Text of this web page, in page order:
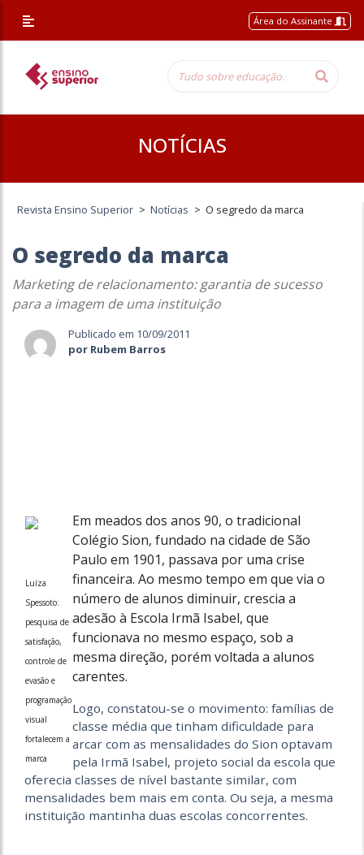
Área do Assinante
NOTÍCIAS
Revista Ensino Superior > Notícias > O segredo da marca
O segredo da marca
Marketing de relacionamento: garantia de sucesso
para a imagem de uma instituição
Publicado em 10/09/2011
por Rubem Barros
Luíza
Spessoto:
pesquisa de
satisfação,
controle de
evasão e
programação
visual
fortalecem a
marca
Em meados dos anos 90, o tradicional
Colégio Sion, fundado na cidade de São
Paulo em 1901, passava por uma crise
financeira. Ao mesmo tempo em que via o
número de alunos diminuir, crescia a
adesão à Escola Irmã Isabel, que
funcionava no mesmo espaço, sob a
mesma direção, porém voltada a alunos
carentes.
Logo, constatou-se o movimento: famílias de
classe média que tinham dificuldade para
arcar com as mensalidades do Sion optavam
pela Irmã Isabel, projeto social da escola que
oferecia classes de nível bastante similar, com
mensalidades bem mais em conta. Ou seja, a mesma
instituição mantinha duas escolas concorrentes.